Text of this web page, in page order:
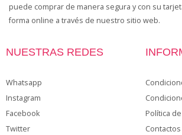
puede comprar de manera segura y con su
forma online a través de nuestro sitio web.
NUESTRAS REDES
Whatsapp
Instagram
Facebook
Twitter
Política
Contactos